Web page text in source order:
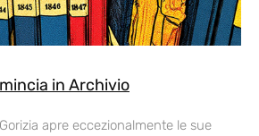
in Archivio
apre eccezionalmente le sue